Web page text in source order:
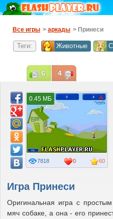
Все игры > аркады > Принеси
Теги: Животные
Игра Принеси
Оригинальная игра с
мяч собаке, а она - его
60
7818 0
0.45 МБ
6 4